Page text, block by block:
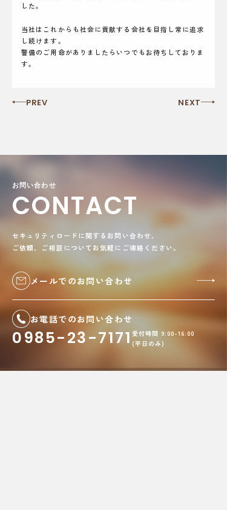
した。
当社はこれからも社会に貢献する会社を目指し常に追求
し続けます。
警備のご用命がありましたらいつでもお待ちしておりま
す。
PREV NEXT
お問い合わせ
CONTACT
セキュリティロードに関するお問い合わせ、
ご依頼、ご相談についてお気軽にご連絡ください。
メールでのお問い合わせ
お電話でのお問い合わせ
0985-23-7171受付時間 9:00-16:00
(平日のみ)